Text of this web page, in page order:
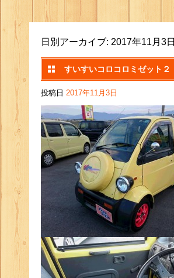
日別アーカイブ: 2017年11月3日
すいすいコロコロミゼット２
投稿日 2017年11月3日